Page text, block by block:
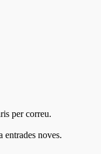
per correu.
noves.